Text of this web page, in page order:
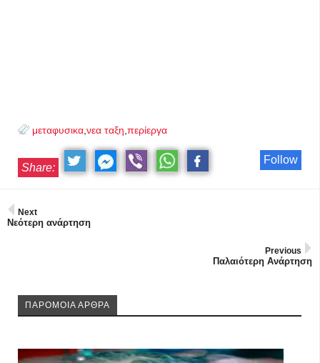
μεταφυσικα νεα ταξη περίεργα
Follow
Share:
Next
Νεότερη ανάρτηση
Previous
Παλαιότερη Ανάρτηση
ΠΑΡΟΜΟΙΑ ΑΡΘΡΑ